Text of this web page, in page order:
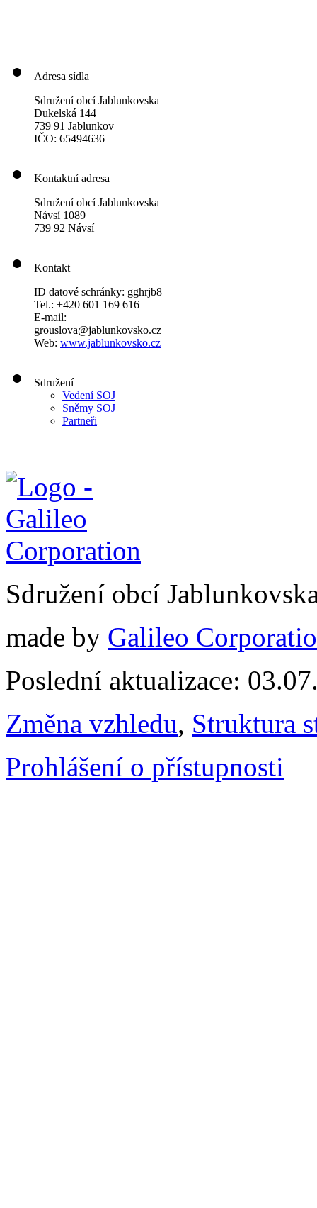
Adresa sídla
Sdružení obcí Jablunkovska
Dukelská 144
739 91 Jablunkov
IČO: 65494636
Kontaktní adresa
Sdružení obcí Jablunkovska
Návsí 1089
739 92 Návsí
Kontakt
ID datové schránky: gghrjb8
Tel.: +420 601 169 616
E-mail:
grouslova@jablunkovsko.cz
Web: www.jablunkovsko.cz
Sdružení
Vedení SOJ
Sněmy SOJ
Partneři
Sdružení obcí
made by Galileo
Poslední aktualizace:
Změna vzhledu, Struktura
Prohlášení o přístupnosti